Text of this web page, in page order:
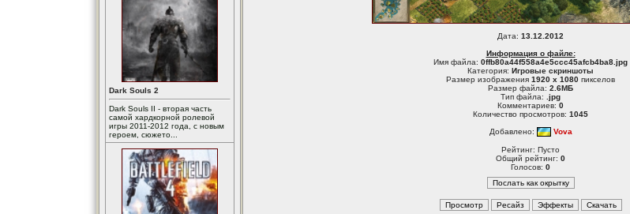
Dark Souls 2
Dark Souls II - вторая часть
самой хардкорной ролевой
игры 2011-2012 года, с новым
героем, сюжето...
Дата: 13.12.2012
Информация о файле:
Имя файла: 0ffb80a44f558a4e5ccc45afcb4ba8.jpg
Категория: Игровые скриншоты
Размер изображения 1920 x 1080 пикселов
Размер файла: 2.6МБ
Тип файла:
.jpg
Комментариев: 0
Количество просмотров: 1045
Добавлено:
Vova
Рейтинг: Пусто
Общий рейтинг: 0
Голосов: 0